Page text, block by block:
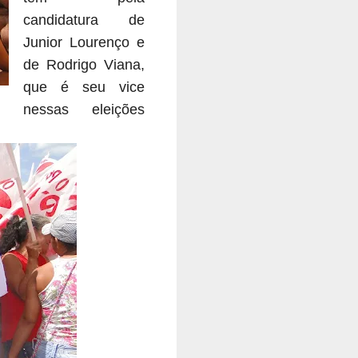
candidatura de
Junior Lourenço e
de Rodrigo Viana,
que é seu vice
nessas eleições